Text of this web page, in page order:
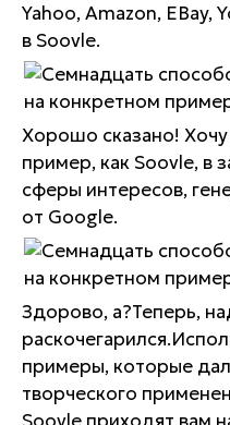
Yahoo, Amazon, EBay,
в Soovle.
Хорошо сказано!
пример, как Soovle, в
сферы интересов,
от Google.
Здорово, а?Теперь,
примеры, которые
творческого